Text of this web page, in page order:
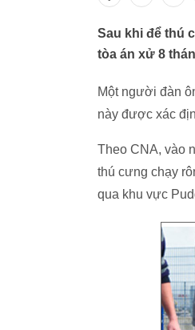
Sau khi để thú
tòa án xử 8
Một người đàn
này được xác
Theo CNA, vào
thú cưng chạy
qua khu vực